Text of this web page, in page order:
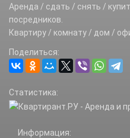
Аренда / сдать / снять /
посредников.
Квартиру / комнату / дом /
Поделиться:
Статистика:
Информация: